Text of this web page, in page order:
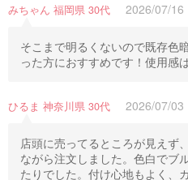
みちゃん 福岡県 30代 2026/07/16
そこまで明るくないので既存色
った方におすすめです！使用感
ひるま 神奈川県 30代 2026/07/03
店頭に売ってるところが見えず
ながら注文しました。色白でブ
たりでした。付け心地もよく、